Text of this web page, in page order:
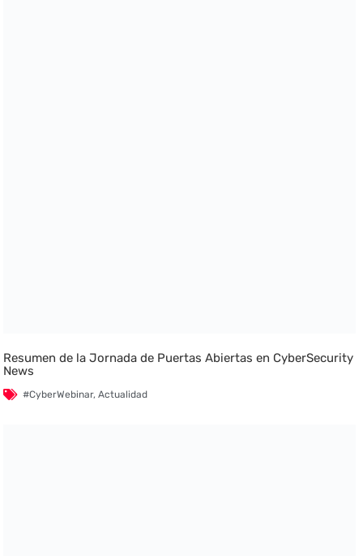
Resumen de la Jornada de Puertas Abiertas en CyberSecurity
News
#CyberWebinar,Actualidad